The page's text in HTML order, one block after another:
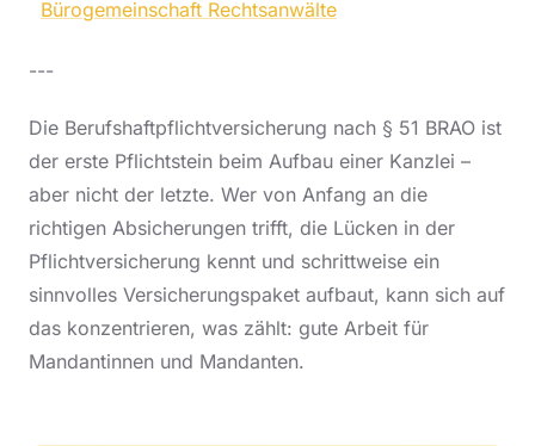
Bürogemeinschaft Rechtsanwälte
---
Die Berufshaftpflichtversicherung nach § 51 BRAO ist
der erste Pflichtstein beim Aufbau einer Kanzlei –
aber nicht der letzte. Wer von Anfang an die
richtigen Absicherungen trifft, die Lücken in der
Pflichtversicherung kennt und schrittweise ein
sinnvolles Versicherungspaket aufbaut, kann sich auf
das konzentrieren, was zählt: gute Arbeit für
Mandantinnen und Mandanten.